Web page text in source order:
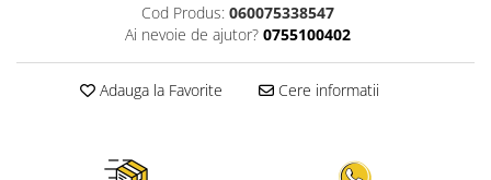
Cod Produs: 060075338547
Ai nevoie de ajutor? 0755100402
Adauga la Favorite Cere informatii